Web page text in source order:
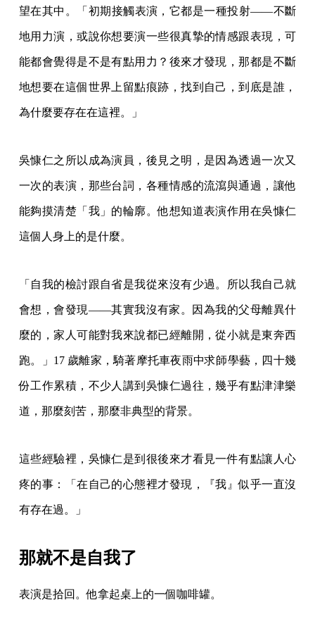
望在其中。「初期接觸表演，它都是一種投射——不斷
地用力演，或說你想要演一些很真摯的情感跟表現，可
能都會覺得是不是有點用力？後來才發現，那都是不斷
地想要在這個世界上留點痕跡，找到自己，到底是誰，
為什麼要存在在這裡。」
吳慷仁之所以成為演員，後見之明，是因為透過一次又
一次的表演，那些台詞，各種情感的流瀉與通過，讓他
能夠摸清楚「我」的輪廓。他想知道表演作用在吳慷仁
這個人身上的是什麼。
「自我的檢討跟自省是我從來沒有少過。所以我自己就
會想，會發現——其實我沒有家。因為我的父母離異什
麼的，家人可能對我來說都已經離開，從小就是東奔西
跑。」17 歲離家，騎著摩托車夜雨中求師學藝，四十幾
份工作累積，不少人講到吳慷仁過往，幾乎有點津津樂
道，那麼刻苦，那麼非典型的背景。
這些經驗裡，吳慷仁是到很後來才看見一件有點讓人心
疼的事：「在自己的心態裡才發現，『我』似乎一直沒
有存在過。」
那就不是自我了
表演是拾回。他拿起桌上的一個咖啡罐。